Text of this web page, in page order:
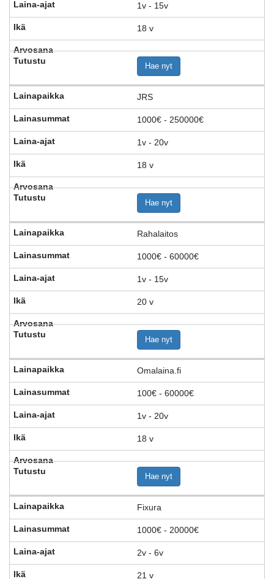
1v - 15v
18 v
Hae nyt
JRS
1000€ - 250000€
1v - 20v
18 v
Hae nyt
Rahalaitos
1000€ - 60000€
1v - 15v
20 v
Hae nyt
Omalaina.fi
100€ - 60000€
1v - 20v
18 v
Hae nyt
Fixura
1000€ - 20000€
2v - 6v
21 v